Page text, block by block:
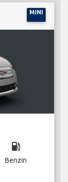
MINI
local_gas_station
Benzin